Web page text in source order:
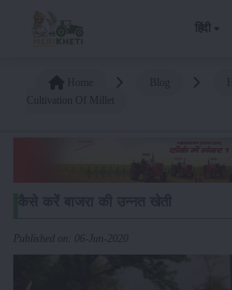
हिंदी
Published on: 06-Jun-2020